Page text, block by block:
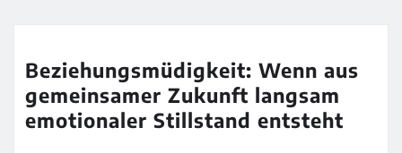
Beziehungsmüdigkeit: Wenn aus
gemeinsamer Zukunft langsam
emotionaler Stillstand entsteht